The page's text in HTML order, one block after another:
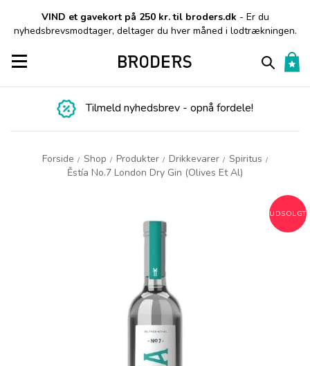
VIND et gavekort på 250 kr. til broders.dk - Er du
nyhedsbrevsmodtager, deltager du hver måned i lodtrækningen.
Toggle navigation
Tilmeld nyhedsbrev - opnå fordele!
Forside / Shop / Produkter / Drikkevarer / Spiritus /
Ěstía No.7 London Dry Gin (Olives Et Al)
UDSOLGT